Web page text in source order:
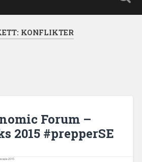
KONFLIKTER
Forum –
2015 #prepperSE